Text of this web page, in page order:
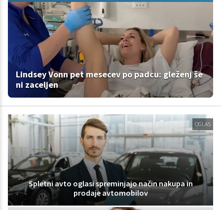
Lindsey Vonn pet mesecev po padcu: gleženj še
ni zaceljen
OGLAS
Spletni avto oglasi spreminjajo način nakupa in
prodaje avtomobilov